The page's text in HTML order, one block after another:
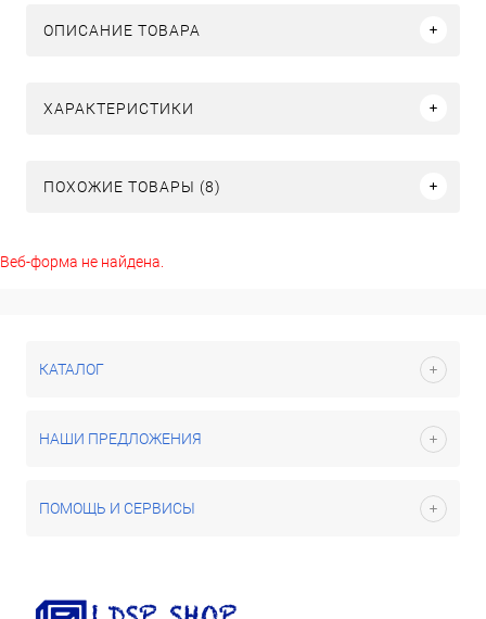
ОПИСАНИЕ ТОВАРА
ХАРАКТЕРИСТИКИ
ПОХОЖИЕ ТОВАРЫ (8)
Веб-форма не найдена.
КАТАЛОГ
НАШИ ПРЕДЛОЖЕНИЯ
ПОМОЩЬ И СЕРВИСЫ